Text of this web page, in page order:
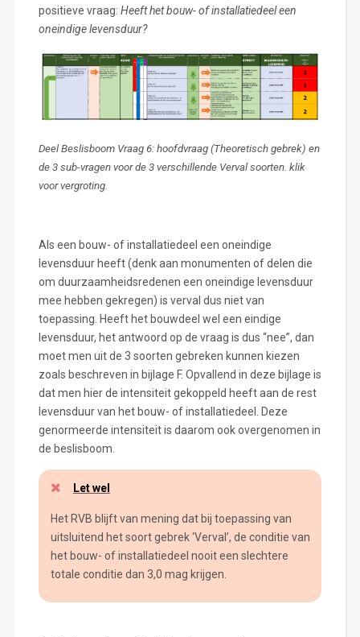
positieve vraag: Heeft het bouw- of installatiedeel een
oneindige levensduur?
Deel Beslisboom Vraag 6: hoofdvraag (Theoretisch gebrek) en
de 3 sub-vragen voor de 3 verschillende Verval soorten. klik
voor vergroting.
Als een bouw- of installatiedeel een oneindige
levensduur heeft (denk aan monumenten of delen die
om duurzaamheidsredenen een oneindige levensduur
mee hebben gekregen) is verval dus niet van
toepassing. Heeft het bouwdeel wel een eindige
levensduur, het antwoord op de vraag is dus “nee”, dan
moet men uit de 3 soorten gebreken kunnen kiezen
zoals beschreven in bijlage F. Opvallend in deze bijlage is
dat men hier de intensiteit gekoppeld heeft aan de rest
levensduur van het bouw- of installatiedeel. Deze
genormeerde intensiteit is daarom ook overgenomen in
de beslisboom.
Let wel
Het RVB blijft van mening dat bij toepassing van
uitsluitend het soort gebrek ‘Verval’, de conditie van
het bouw- of installatiedeel nooit een slechtere
totale conditie dan 3,0 mag krijgen.